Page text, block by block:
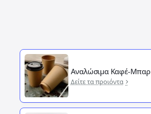
Αναλώσιμα Καφέ-Μπαρ
Δείτε τα προιόντα